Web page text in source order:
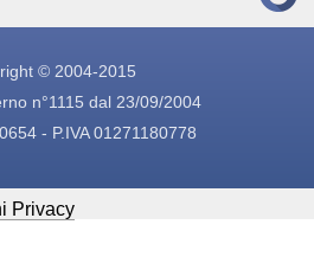
© 2004-2015
n°1115 dal 23/09/2004
- P.IVA 01271180778
Privacy